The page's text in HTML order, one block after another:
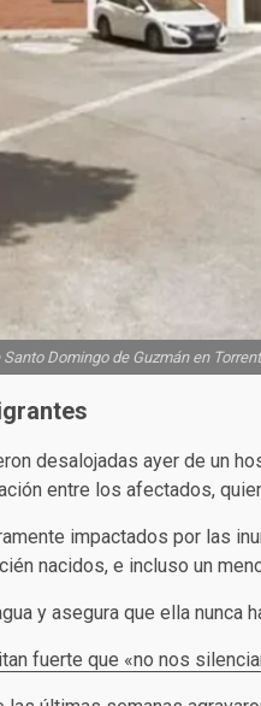
Santo Domingo de Guzmán en
desalojadas ayer de un
entre los afectados,
impactados por las
nacidos, e incluso un
y asegura que ella
fuerte que «no nos